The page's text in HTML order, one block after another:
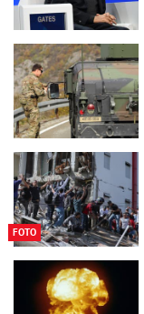
FOTO